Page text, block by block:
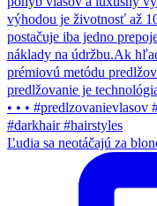
Ľudia sa neotáčajú za